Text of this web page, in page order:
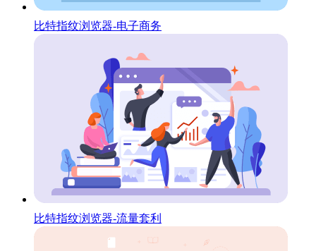
比特指纹浏览器-电子商务
比特指纹浏览器-流量套利